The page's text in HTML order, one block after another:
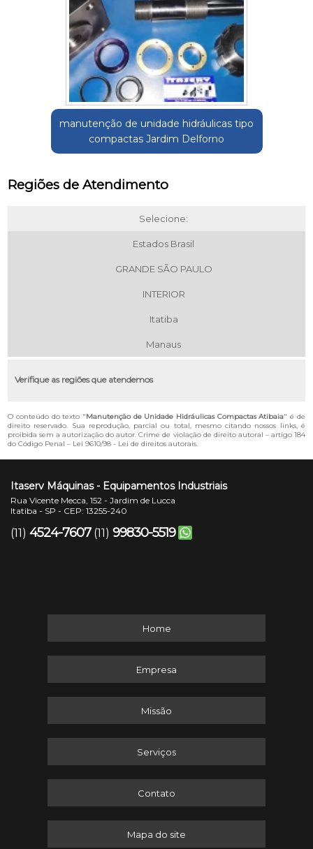
manutenção de unidade hidráulicas tipo
compactas Jardim Delforno
Regiões de Atendimento
Selecione:
Estados Brasil
GRANDE SÃO PAULO
INTERIOR
Itatiba
Manaus
Verifique as regiões que atendemos
O conteúdo do texto "Manutenção de Unidade Hidráulicas Compactas Atibaia" é de
direito reservado. Sua reprodução, parcial ou total, mesmo citando nossos links, é
proibida sem a autorização do autor. Crime de violação de direito autoral – artigo 184
do Código Penal – Lei 9610/98 - Lei de direitos autorais.
Itaserv Máquinas - Equipamentos Industriais
Rua Vicente Mecca, 152 - Jardim de Lucca
Itatiba - SP - CEP: 13255-240
(11) 4524-7607 (11) 99830-5519
Home
Empresa
Missão
Serviços
Contato
Mapa do site